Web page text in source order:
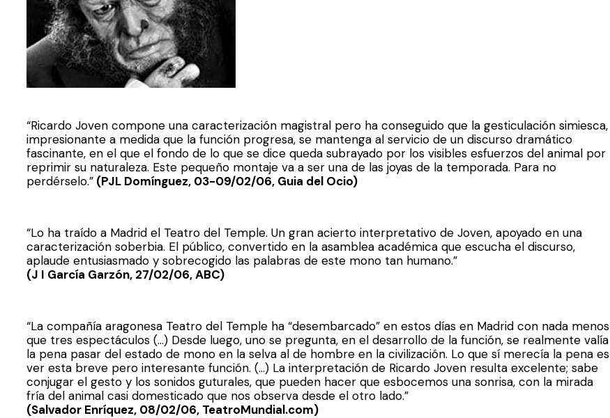
“Ricardo Joven compone una caracterización magistral pero ha conseguido que la gesticulación simiesca,
impresionante a medida que la función progresa, se mantenga al servicio de un discurso dramático
fascinante, en el que el fondo de lo que se dice queda subrayado por los visibles esfuerzos del animal por
reprimir su naturaleza. Este pequeño montaje va a ser una de las joyas de la temporada. Para no
perdérselo.” (PJL Domínguez, 03-09/02/06, Guia del Ocio)
“Lo ha traído a Madrid el Teatro del Temple. Un gran acierto interpretativo de Joven, apoyado en una
caracterización soberbia. El público, convertido en la asamblea académica que escucha el discurso,
aplaude entusiasmado y sobrecogido las palabras de este mono tan humano.”
(J I García Garzón, 27/02/06, ABC)
“La compañía aragonesa Teatro del Temple ha “desembarcado” en estos días en Madrid con nada menos
que tres espectáculos (…) Desde luego, uno se pregunta, en el desarrollo de la función, se realmente valía
la pena pasar del estado de mono en la selva al de hombre en la civilización. Lo que sí merecía la pena es
ver esta breve pero interesante función. (…) La interpretación de Ricardo Joven resulta excelente; sabe
conjugar el gesto y los sonidos guturales, que pueden hacer que esbocemos una sonrisa, con la mirada
fría del animal casi domesticado que nos observa desde el otro lado.”
(Salvador Enríquez, 08/02/06, TeatroMundial.com)